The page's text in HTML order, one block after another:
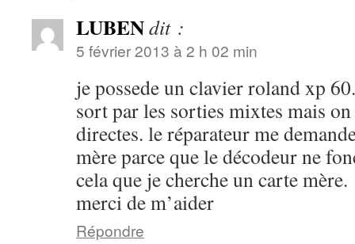
LUBENdit :
5 février 2013 à 2 h 02 min
je possede un clavier roland xp
sort par les sorties mixtes mais
directes. le réparateur me
mère parce que le décodeur ne
cela que je cherche un carte mère.
merci de m’aider
Répondre